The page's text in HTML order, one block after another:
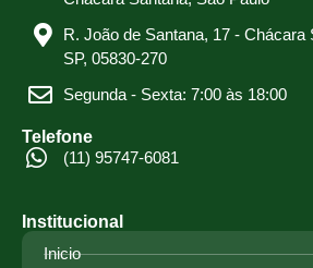
R. João de Santana, 17 - Chácara
SP, 05830-270
Segunda - Sexta: 7:00 às 18:00
Telefone
(11) 95747-6081
Institucional
Inicio